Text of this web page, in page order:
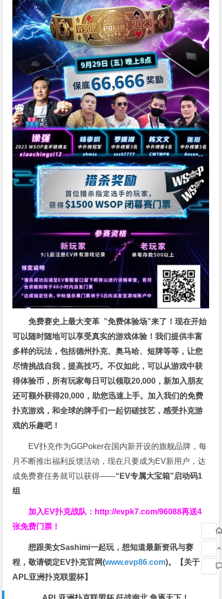
免费赛史上最大变革 ”免费体验场”来了！现在开始
可以随时随地可以享受真实的游戏体验！我们提供丰富
多样的玩法，包括德州扑克、奥马哈、短牌等等，让您
尽情挑战自我，提高技巧。不仅如此，可以从游戏中获
得体验币，所有玩家每日可以领取20,000，新加入朋友
还可额外获得20,000，助您迅速上手。 加入我们的免费
扑克游戏，和全球的牌手们一起切磋技艺，感受扑克游
戏的乐趣吧！
EV扑克作为GGPoker在国内新开设的旗舰品牌，每
月不断推出福利反馈活动，现在只要成为EV新用户，达
成免费赛任务就可以获得——“EV专属大宝箱”启动码1
组
加入EV扑克战队： http://evpk7.com/96088再送4
张免费门票！
想跟美女Sashimi一起玩，想知道最新资讯与赛
程，敬请锁定EV扑克官网(www.evp86.com)。
【关于
APL亚洲扑克联盟杯】